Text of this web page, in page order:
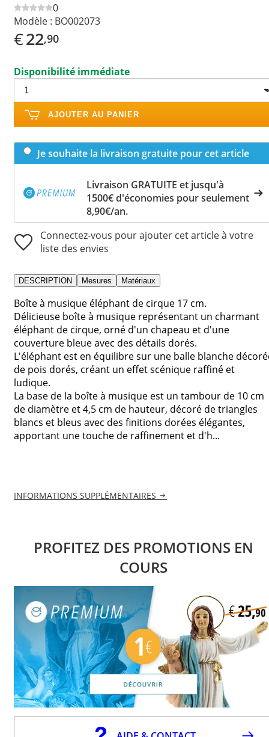
0
Modèle : BO002073
€22,90
Disponibilité immédiate
AJOUTER AU PANIER
Je souhaite la livraison gratuite pour cet article
Livraison GRATUITE et jusqu'à
1500€ d'économies pour seulement
8,90€/an.
Connectez-vous pour ajouter cet article à votre
liste des envies
DESCRIPTION Mesures Matériaux
Boîte à musique éléphant de cirque 17 cm.
Délicieuse boîte à musique représentant un charmant
éléphant de cirque, orné d'un chapeau et d'une
couverture bleue avec des détails dorés.
L'éléphant est en équilibre sur une balle blanche
de pois dorés, créant un effet scénique raffiné et
ludique.
La base de la boîte à musique est un tambour de 10 cm
de diamètre et 4,5 cm de hauteur, décoré de triangles
blancs et bleus avec des finitions dorées élégantes,
apportant une touche de raffinement et d'h...
INFORMATIONS SUPPLÉMENTAIRES
PROFITEZ DES PROMOTIONS EN
COURS